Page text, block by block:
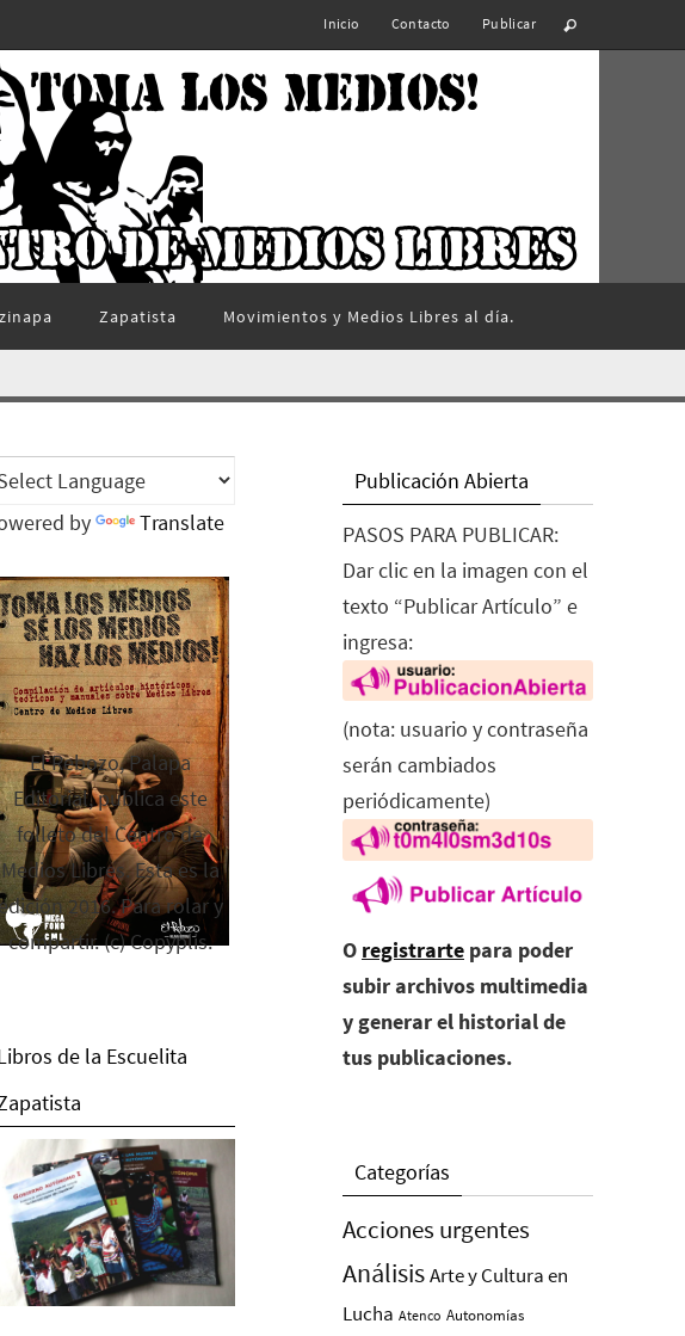
Inicio Contacto Publicar
Zapatista Movimientos y Medios Libres al día.
by Translate
El Rebozo, Palapa
Editorial, publica este
folleto del Centro de
Medios Libres. Esta es la
2016. Para rolar y
compartir. (c) Copyplis.
de la Escuelita
Publicación Abierta
PASOS PARA PUBLICAR:
Dar clic en la imagen con el
texto “Publicar Artículo” e
ingresa:
(nota: usuario y contraseña
serán cambiados
periódicamente)
O registrarte para poder
subir archivos multimedia
y generar el historial de
tus publicaciones.
Categorías
Acciones urgentes
AnálisisArte y Cultura en
Lucha Atenco Autonomías